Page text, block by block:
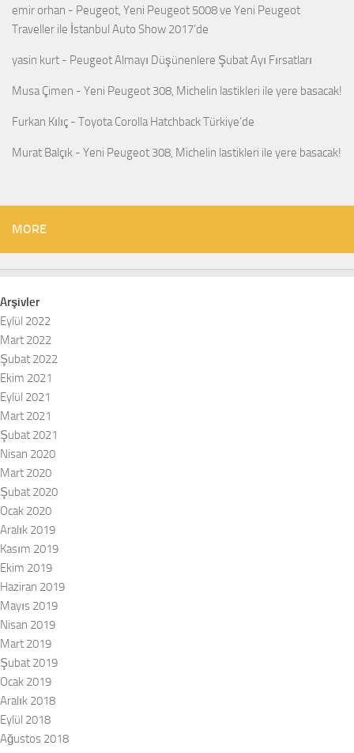
emir orhan - Peugeot, Yeni Peugeot 5008 ve Yeni Peugeot
Traveller ile İstanbul Auto Show 2017’de
yasin kurt - Peugeot Almayı Düşünenlere Şubat Ayı Fırsatları
Musa Çimen - Yeni Peugeot 308, Michelin lastikleri ile yere basacak!
Furkan Kılıç - Toyota Corolla Hatchback Türkiye’de
Murat Balçık - Yeni Peugeot 308, Michelin lastikleri ile yere basacak!
MORE
Arşivler
Eylül 2022
Mart 2022
Şubat 2022
Ekim 2021
Eylül 2021
Mart 2021
Şubat 2021
Nisan 2020
Mart 2020
Şubat 2020
Ocak 2020
Aralık 2019
Kasım 2019
Ekim 2019
Haziran 2019
Mayıs 2019
Nisan 2019
Mart 2019
Şubat 2019
Ocak 2019
Aralık 2018
Eylül 2018
Ağustos 2018